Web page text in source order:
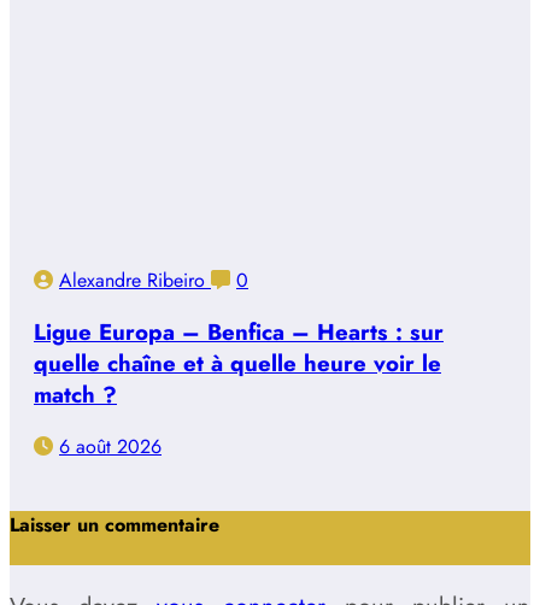
Alexandre Ribeiro 0
Ligue Europa – Benfica – Hearts : sur
quelle chaîne et à quelle heure voir le
match ?
6 août 2026
Laisser un commentaire